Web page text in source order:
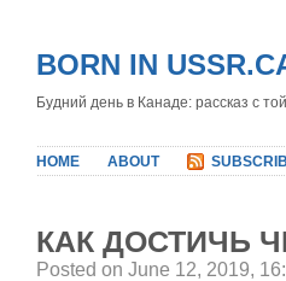
BORN IN
Будний день в Канаде: рассказ с
HOME ABOUT
КАК ДОСТИЧЬ
Posted on June 12, 2019,